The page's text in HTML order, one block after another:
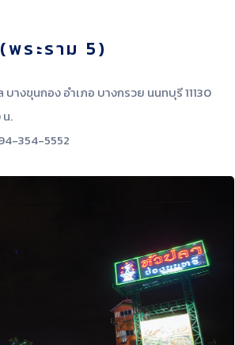
ระราม 5)
างขุนกอง อำเภอ บางกรวย นนทบุรี 11130
น.
354-5552